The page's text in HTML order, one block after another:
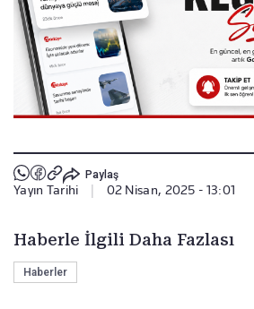
Paylaş
Yayın Tarihi 02 Nisan, 2025 - 13:01
Haberle İlgili Daha Fazlası
Haberler